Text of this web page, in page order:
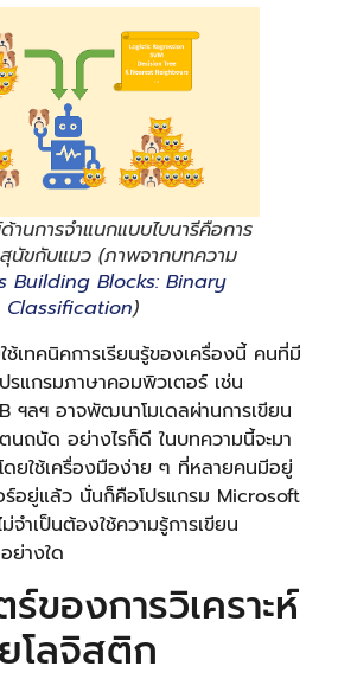
านการจำแนกแบบไบนารีคือการ
นัขกับแมว (ภาพจากบทความ
Building Blocks: Binary
Classification)
เทคนิคการเรียนรู้ของเครื่องนี้ คนที่มี
รแกรมภาษาคอมพิวเตอร์ เช่น
ฯลฯ อาจพัฒนาโมเดลผ่านการเขียน
นถนัด อย่างไรก็ดี ในบทความนี้จะมา
ดยใช้เครื่องมือง่าย ๆ ที่หลายคนมีอยู่
อยู่แล้ว นั่นก็คือโปรแกรม Microsoft
จำเป็นต้องใช้ความรู้การเขียน
ย่างใด
องการวิเคราะห์
โลจิสติก